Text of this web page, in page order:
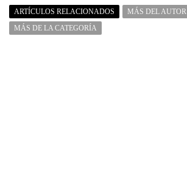
ARTÍCULOS RELACIONADOS
MÁS DEL AUTOR
MÁS DE LA CATEGORÍA